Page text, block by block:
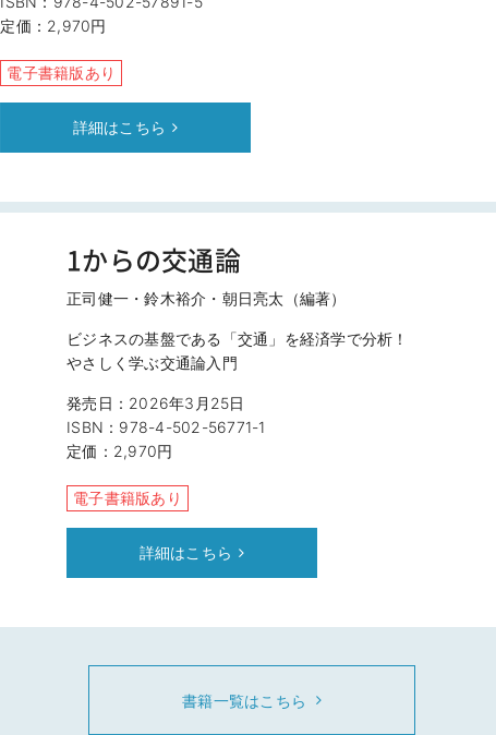
定価：2,970円
電子書籍版あり
詳細はこちら
1からの交通論
正司健一・鈴木裕介・朝日亮太（編著）
ビジネスの基盤である「交通」を経済学で分析！
やさしく学ぶ交通論入門
発売日：2026年3月25日
ISBN：978-4-502-56771-1
定価：2,970円
電子書籍版あり
詳細はこちら
書籍一覧はこちら